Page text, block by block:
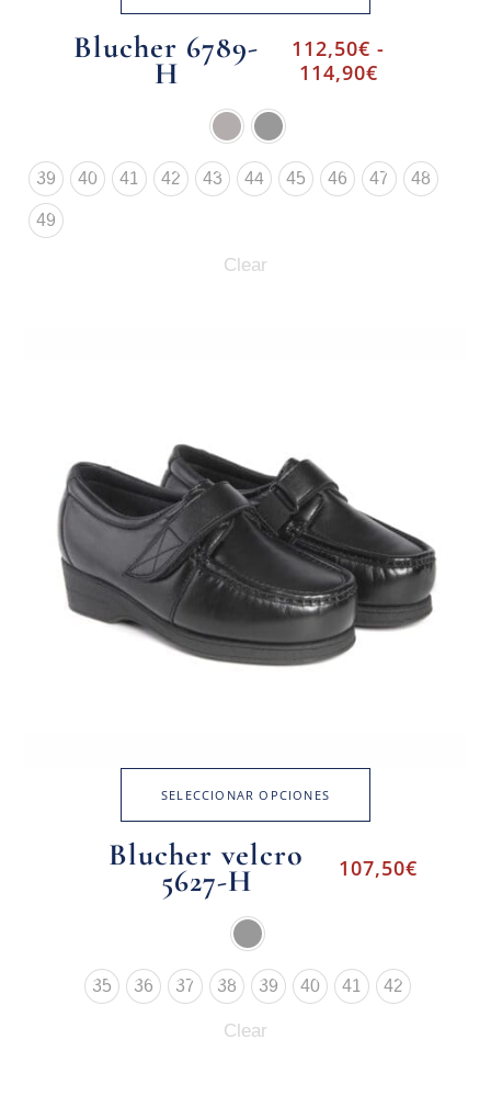
Blucher 6789-
H
112,50€ -
114,90€
39 40 41 42 43 44 45 46 47 48
49
Clear
SELECCIONAR OPCIONES
Blucher velcro
5627-H 107,50€
35 36 37 38 39 40 41 42
Clear